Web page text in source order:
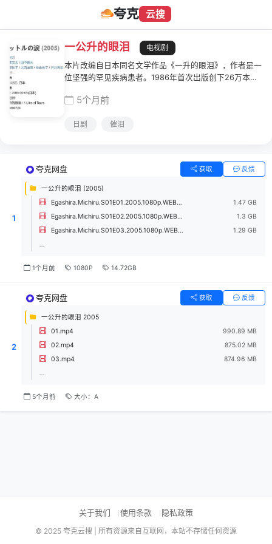
夸克 云搜
一公升的眼泪
电视剧
本片改编自日本同名文学作品《一升的眼泪》，作者是一
位坚强的罕见疾病患者。1986年首次出版创下26万本的
凡的家庭，一直过着简单快乐的生活。升上高中后她的身
地。妈妈带她到医院检查，才发现她患上了一个名叫脊髓
渐丧失。亚也为此放弃了很多东西，也同样遭受了部分人
的歧视与不解，她不明白为何病魔一样要选择她，可是她
在家人的理解与鼓励，让她依然没有对生活完全失望。直
至患病末期只能无助地躺在床上，面对生命的无助，却勇
5个月前
日剧 催泪
1
夸克网盘 获取 反馈
一公升的眼泪 (2005)
Egashira.Michiru.S01E01.2005.1080p.WEB-DL.H264.AAC-ZeroTV.mkv
1.47 GB
Egashira.Michiru.S01E02.2005.1080p.WEB-DL.H264.AAC-ZeroTV.mkv
1.3 GB
Egashira.Michiru.S01E03.2005.1080p.WEB-DL.H264.AAC-ZeroTV.mkv
1.29 GB
...
1个月前 1080P 14.72GB
2
夸克网盘 获取 反馈
一公升的眼泪 2005
01.mp4
990.89 MB
02.mp4
875.02 MB
03.mp4
874.96 MB
...
5个月前 大小：A
关于我们 使用条款 隐私政策
© 2025 夸克云搜 | 所有资源来自互联网，本站不存储任何资源